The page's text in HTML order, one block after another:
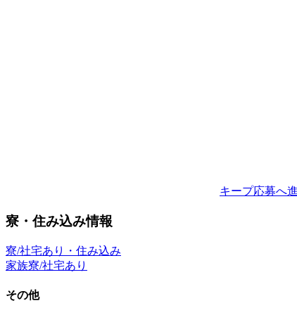
キープ応募へ
寮・住み込み情報
寮/社宅あり・住み込み
家族寮/社宅あり
その他